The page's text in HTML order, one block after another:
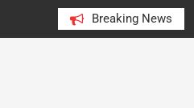
Breaking News
au citit românii în 2023